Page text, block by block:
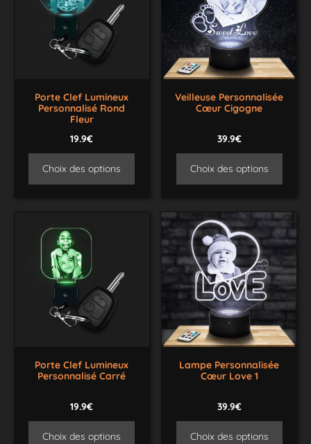
Porte Clef Lumineux
Personnalisé Rond
Fleur
19.9€
Choix des options
Veilleuse Personnalisée
Cœur Cigogne
39.9€
Choix des options
Porte Clef Lumineux
Personnalisé Carré
19.9€
Choix des options
Lampe Personnalisée
Cœur Love 1
39.9€
Choix des options